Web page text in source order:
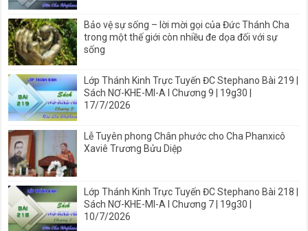
Bảo vệ sự sống – lời mời gọi của Đức Thánh Cha
trong một thế giới còn nhiều đe dọa đối với sự
sống
Lớp Thánh Kinh Trực Tuyến ĐC Stephano Bài 219 |
Sách NƠ-KHE-MI-A I Chương 9 | 19g30 |
17/7/2026
Lễ Tuyên phong Chân phước cho Cha Phanxicô
Xaviê Trương Bửu Diệp
Lớp Thánh Kinh Trực Tuyến ĐC Stephano Bài 218 |
Sách NƠ-KHE-MI-A I Chương 7 | 19g30 |
10/7/2026